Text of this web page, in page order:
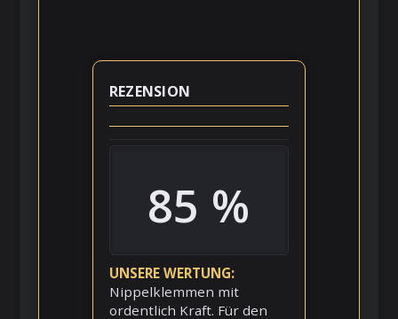
REZENSION
85 %
UNSERE WERTUNG
Nippelklemmen mit
ordentlich Kraft. Für den